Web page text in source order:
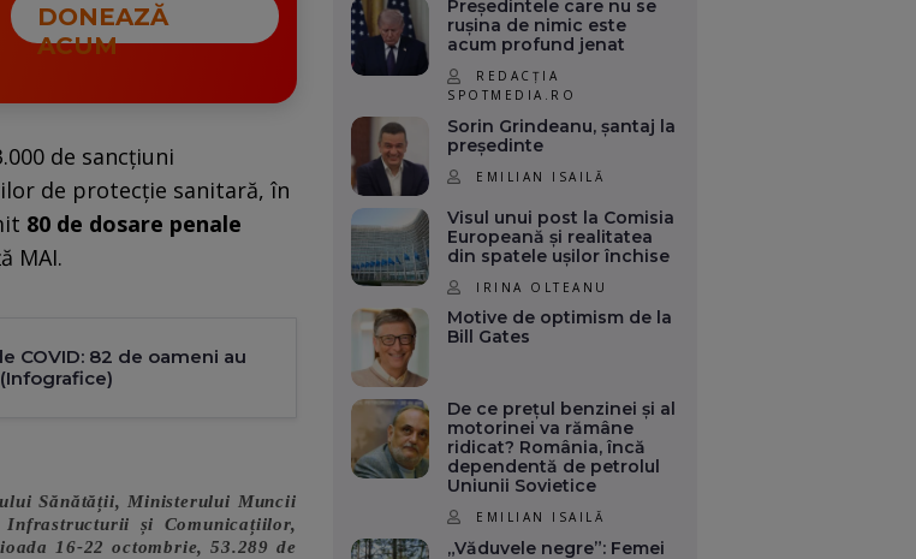
DONEAZĂ
ACUM
de sancțiuni
de protecție sanitară, în
80 de dosare penale
MAI.
COVID: 82 de oameni au
Sănătății, Ministerului Muncii
și Comunicațiilor,
16-22 octombrie, 53.289 de
Președintele care nu se
rușina de nimic este
acum profund jenat
REDACȚIA
SPOTMEDIA.RO
Sorin Grindeanu, șantaj la
președinte
EMILIAN ISAILĂ
Visul unui post la Comisia
Europeană și realitatea
din spatele ușilor închise
IRINA OLTEANU
Motive de optimism de la
Bill Gates
De ce prețul benzinei și al
motorinei va rămâne
ridicat? România, încă
dependentă de petrolul
Uniunii Sovietice
EMILIAN ISAILĂ
„Văduvele negre”: Femei